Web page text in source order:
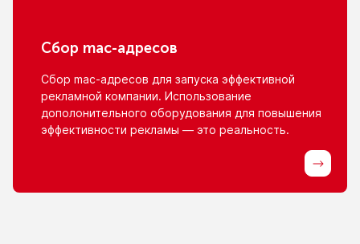
Сбор mac-адресов
Сбор mac-адресов для запуска эффективной
рекламной компании. Использование
дополонительного оборудования для повышения
эффективности рекламы — это реальность.